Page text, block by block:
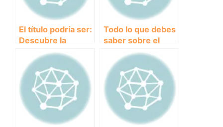
El título podría ser:
Descubre la
elegancia y belleza
del Podenco
Ibicenco
Todo lo que debes
saber sobre el
versatile Braco de
Weimar